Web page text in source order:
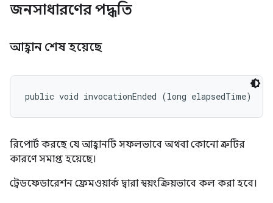
জনসাধারণের পদ্ধতি
আহ্বান শেষ হয়েছে
public void invocationEnded (long elapsedTime)
রিপোর্ট করছে যে আহ্বানটি সফলভাবে অথবা কোনো ত্রুটির
কারণে সমাপ্ত হয়েছে।
ট্রেডফেডারেশন ফ্রেমওয়ার্ক দ্বারা স্বয়ংক্রিয়ভাবে কল করা হবে।